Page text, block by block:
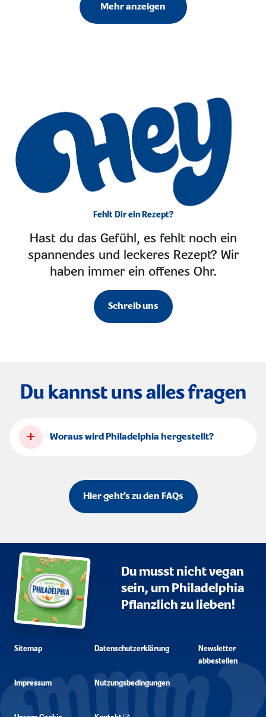
Mehr anzeigen
Fehlt Dir ein Rezept?
Hast du das Gefühl, es fehlt noch ein
spannendes und leckeres Rezept? Wir
haben immer ein offenes Ohr.
Schreib uns
Du kannst uns alles fragen
+ Woraus wird Philadelphia hergestellt?
Hier geht’s zu den FAQs
Du musst nicht vegan
sein, um Philadelphia
Pflanzlich zu lieben!
Sitemap
Impressum
Datenschutzerklärung
Nutzungsbedingungen
Newsletter
abbestellen